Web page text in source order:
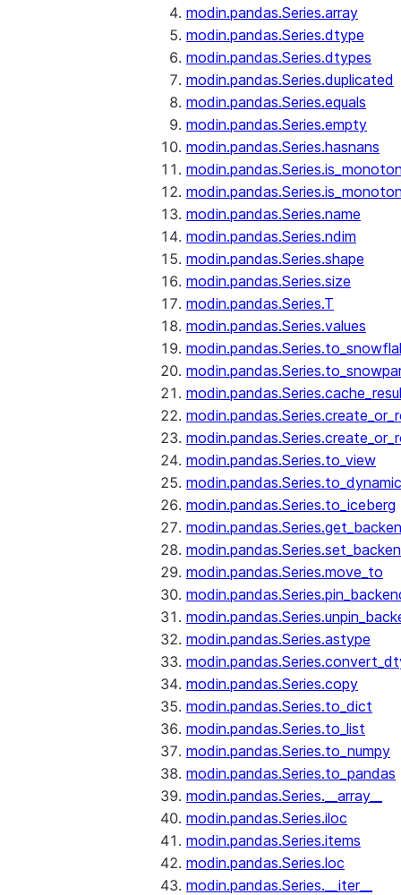
modin.pandas.Series.array
modin.pandas.Series.dtype
modin.pandas.Series.dtypes
modin.pandas.Series.duplicated
modin.pandas.Series.equals
modin.pandas.Series.empty
modin.pandas.Series.hasnans
modin.pandas.Series.name
modin.pandas.Series.ndim
modin.pandas.Series.shape
modin.pandas.Series.size
modin.pandas.Series.T
modin.pandas.Series.values
modin.pandas.Series.to_view
modin.pandas.Series.to_iceberg
modin.pandas.Series.move_to
modin.pandas.Series.astype
modin.pandas.Series.copy
modin.pandas.Series.to_dict
modin.pandas.Series.to_list
modin.pandas.Series.to_numpy
modin.pandas.Series.to_pandas
modin.pandas.Series.__array__
modin.pandas.Series.iloc
modin.pandas.Series.items
modin.pandas.Series.loc
modin.pandas.Series.__iter__